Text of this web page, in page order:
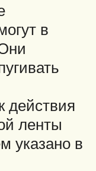
в
действия
ленты
указано в